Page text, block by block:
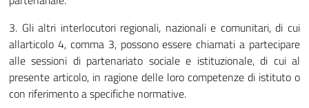
3. Gli altri interlocutori regionali, nazionali e comunitari, di cui
allarticolo 4, comma 3, possono essere chiamati a partecipare
alle sessioni di partenariato sociale e istituzionale, di cui al
presente articolo, in ragione delle loro competenze di istituto o
con riferimento a specifiche normative.